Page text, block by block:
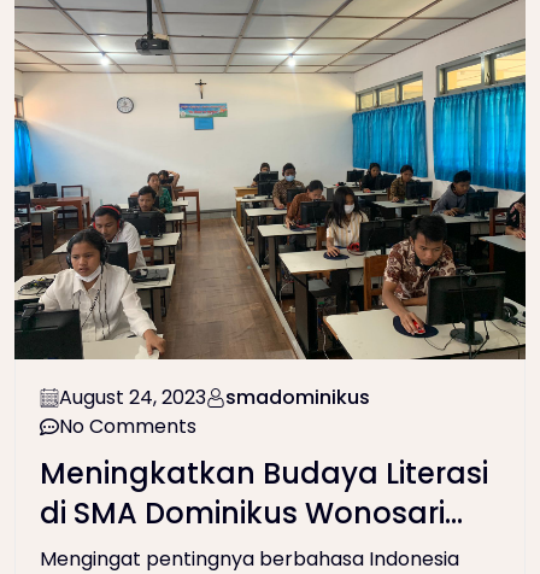
August 24, 2023
smadominikus
No Comments
Meningkatkan Budaya Literasi
di SMA Dominikus Wonosari
Melalui UKBI
Mengingat pentingnya berbahasa Indonesia